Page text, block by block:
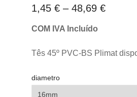
1,45 € – 48,69 €Price
48,69
COM IVA Incluído
Tês 45º PVC-BS Plimat
diametro